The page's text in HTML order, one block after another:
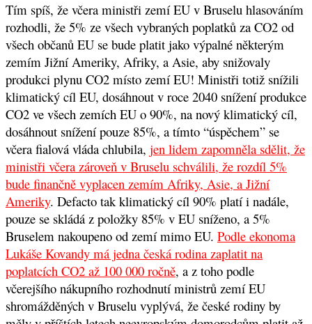
Tím spíš, že včera ministři zemí EU v Bruselu hlasováním
rozhodli, že 5% ze všech vybraných poplatků za CO2 od
všech občanů EU se bude platit jako výpalné některým
zemím Jižní Ameriky, Afriky, a Asie, aby snižovaly
produkci plynu CO2 místo zemí EU! Ministři totiž snížili
klimatický cíl EU, dosáhnout v roce 2040 snížení produkce
CO2 ve všech zemích EU o 90%, na nový klimatický cíl,
dosáhnout snížení pouze 85%, a tímto “úspěchem” se
včera fialová vláda chlubila, jen lidem zapomněla sdělit, že
ministři včera zároveň v Bruselu schválili, že rozdíl 5%
bude finančně vyplacen zemím Afriky, Asie, a Jižní
Ameriky. Defacto tak klimatický cíl 90% platí i nadále,
pouze se skládá z položky 85% v EU sníženo, a 5%
Bruselem nakoupeno od zemí mimo EU. Podle ekonoma
Lukáše Kovandy má jedna česká rodina zaplatit na
poplatcích CO2 až 100 000 ročně, a z toho podle
včerejšího nákupního rozhodnutí ministrů zemí EU
shromážděných v Bruselu vyplývá, že české rodiny by